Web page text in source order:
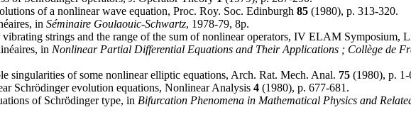
of a nonlinear wave equation, Proc. Roy. Soc. Edinburgh 85 (1980), p. 313-320.
in Séminaire Goulaouic-Schwartz, 1978-79, 8p.
strings and the range of the sum of nonlinear operators, IV ELAM Symposium,
in Nonlinear Partial Differential Equations and Their Applications ; Collège de
singularities of some nonlinear elliptic equations, Arch. Rat. Mech. Anal. 75 (1980), p. 1-
Schrödinger evolution equations, Nonlinear Analysis 4 (1980), p. 677-681.
of Schrödinger type, in Bifurcation Phenomena in Mathematical Physics and